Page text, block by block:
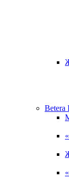
Betera